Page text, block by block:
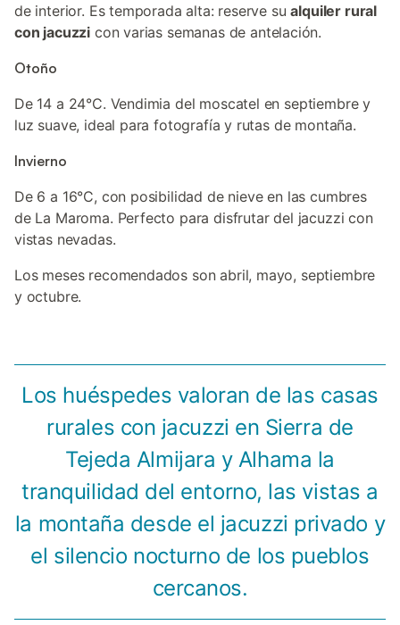
de interior. Es temporada alta: reserve sualquiler rural
con jacuzzi con varias semanas de antelación.
Otoño
De 14 a 24°C. Vendimia del moscatel en septiembre y
luz suave, ideal para fotografía y rutas de montaña.
Invierno
De 6 a 16°C, con posibilidad de nieve en las cumbres
de La Maroma. Perfecto para disfrutar del jacuzzi con
vistas nevadas.
Los meses recomendados son abril, mayo, septiembre
y octubre.
Los huéspedes valoran de las casas
rurales con jacuzzi en Sierra de
Tejeda Almijara y Alhama la
tranquilidad del entorno, las vistas a
la montaña desde el jacuzzi privado y
el silencio nocturno de los pueblos
cercanos.